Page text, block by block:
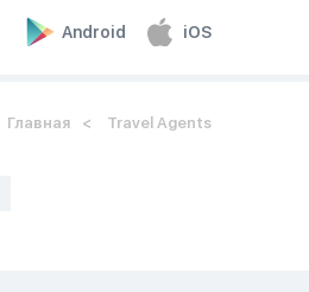
Android iOS
Главная Travel Agents